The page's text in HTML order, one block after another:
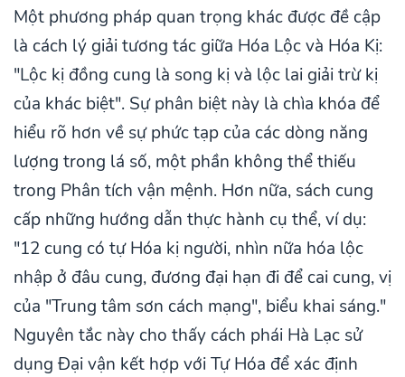
Một phương pháp quan trọng khác được đề cập
là cách lý giải tương tác giữa Hóa Lộc và Hóa Kị:
"Lộc kị đồng cung là song kị và lộc lai giải trừ kị
của khác biệt". Sự phân biệt này là chìa khóa để
hiểu rõ hơn về sự phức tạp của các dòng năng
lượng trong lá số, một phần không thể thiếu
trong Phân tích vận mệnh. Hơn nữa, sách cung
cấp những hướng dẫn thực hành cụ thể, ví dụ:
"12 cung có tự Hóa kị người, nhìn nữa hóa lộc
nhập ở đâu cung, đương đại hạn đi để cai cung, vị
của "Trung tâm sơn cách mạng", biểu khai sáng."
Nguyên tắc này cho thấy cách phái Hà Lạc sử
dụng Đại vận kết hợp với Tự Hóa để xác định